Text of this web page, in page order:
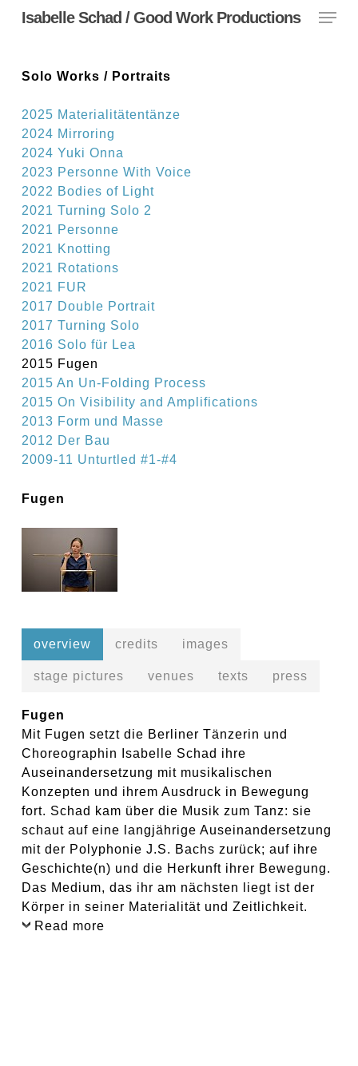
Isabelle Schad / Good Work Productions Menu
Solo Works / Portraits
2025 Materialitätentänze
2024 Mirroring
2024 Yuki Onna
2023 Personne With Voice
2022 Bodies of Light
2021 Turning Solo 2
2021 Personne
2021 Knotting
2021 Rotations
2021 FUR
2017 Double Portrait
2017 Turning Solo
2016 Solo für Lea
2015 Fugen
2015 An Un-Folding Process
2015 On Visibility and Amplifications
2013 Form und Masse
2012 Der Bau
2009-11 Unturtled #1-#4
Fugen
overview credits images
stage pictures venues texts press
Fugen
Mit Fugen setzt die Berliner Tänzerin und
Choreographin Isabelle Schad ihre
Auseinandersetzung mit musikalischen
Konzepten und ihrem Ausdruck in Bewegung
fort. Schad kam über die Musik zum Tanz: sie
schaut auf eine langjährige Auseinandersetzung
mit der Polyphonie J.S. Bachs zurück; auf ihre
Geschichte(n) und die Herkunft ihrer Bewegung.
Das Medium, das ihr am nächsten liegt ist der
Körper in seiner Materialität und Zeitlichkeit.
Read more